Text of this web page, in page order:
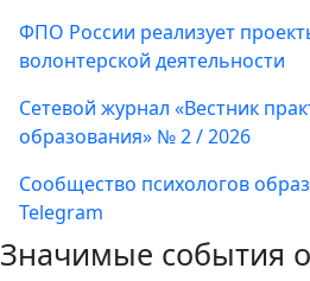
ФПО России реализует
волонтерской деятельности
Сетевой журнал «Вестник
образования» № 2 / 2026
Сообщество психологов
Telegram
Значимые события